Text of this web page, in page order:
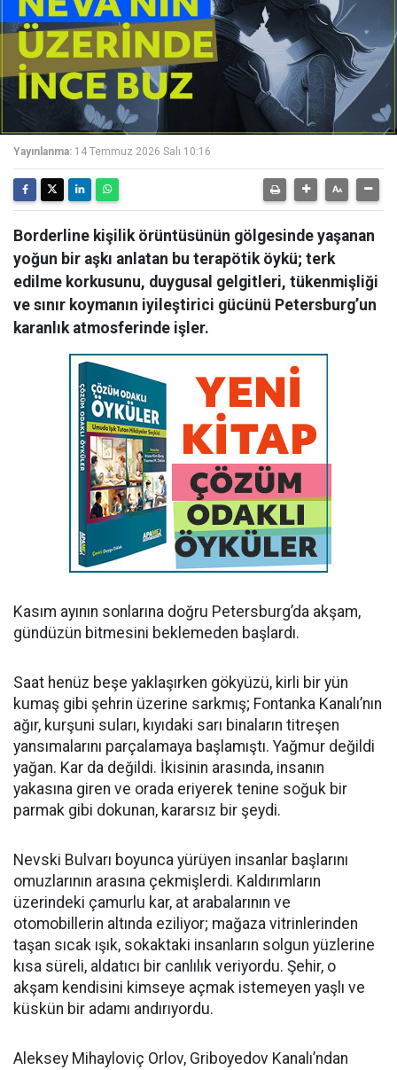
Yayınlanma: 14 Temmuz 2026 Salı 10:16
Borderline kişilik örüntüsünün gölgesinde yaşanan
yoğun bir aşkı anlatan bu terapötik öykü; terk
edilme korkusunu, duygusal gelgitleri, tükenmişliği
ve sınır koymanın iyileştirici gücünü Petersburg’un
karanlık atmosferinde işler.
Kasım ayının sonlarına doğru Petersburg’da akşam,
gündüzün bitmesini beklemeden başlardı.
Saat henüz beşe yaklaşırken gökyüzü, kirli bir yün
kumaş gibi şehrin üzerine sarkmış; Fontanka Kanalı’nın
ağır, kurşuni suları, kıyıdaki sarı binaların titreşen
yansımalarını parçalamaya başlamıştı. Yağmur değildi
yağan. Kar da değildi. İkisinin arasında, insanın
yakasına giren ve orada eriyerek tenine soğuk bir
parmak gibi dokunan, kararsız bir şeydi.
Nevski Bulvarı boyunca yürüyen insanlar başlarını
omuzlarının arasına çekmişlerdi. Kaldırımların
üzerindeki çamurlu kar, at arabalarının ve
otomobillerin altında eziliyor; mağaza vitrinlerinden
taşan sıcak ışık, sokaktaki insanların solgun yüzlerine
kısa süreli, aldatıcı bir canlılık veriyordu. Şehir, o
akşam kendisini kimseye açmak istemeyen yaşlı ve
küskün bir adamı andırıyordu.
Aleksey Mihayloviç Orlov, Griboyedov Kanalı’ndan